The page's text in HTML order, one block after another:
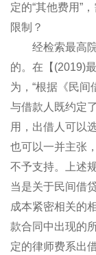
定的“其他费用”
限制？
经检索最高院
的。在【(2019)
为，“根据《民间
与借款人既约定
用，出借人可以
也可以一并主张
不予支持。上述
当是关于民间借
成本紧密相关的
款合同中出现的
定的律师费系出